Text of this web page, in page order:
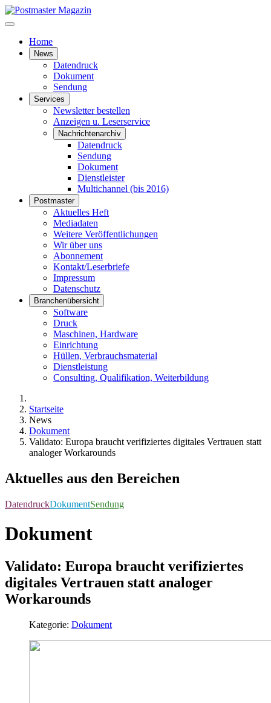
Home
News
Datendruck
Dokument
Sendung
Services
Newsletter bestellen
Anzeigen u. Leserservice
Nachrichtenarchiv
Datendruck
Sendung
Dokument
Dienstleister
Multichannel (bis 2016)
Postmaster
Aktuelles Heft
Mediadaten
Weitere Veröffentlichungen
Wir über uns
Abonnement
Kontakt/Leserbriefe
Impressum
Datenschutz
Branchenübersicht
Software
Druck
Maschinen, Hardware
Einrichtung
Hüllen, Verbrauchsmaterial
Dienstleistung
Consulting, Qualifikation, Weiterbildung
Startseite
News
Dokument
Validato: Europa braucht verifiziertes digitales Vertrauen statt
analoger Workarounds
Aktuelles aus den Bereichen
DatendruckDokumentSendung
Dokument
Validato: Europa braucht verifiziertes
digitales Vertrauen statt analoger
Workarounds
Kategorie: Dokument